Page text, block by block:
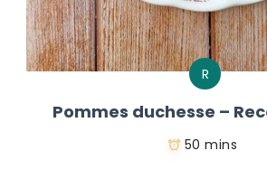
R
Pommes duchesse –
50 mins